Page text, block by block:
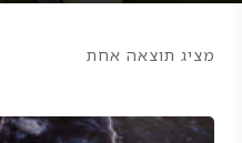
מציג תוצאה אחת